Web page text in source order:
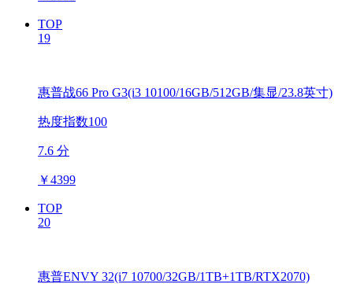
TOP
19
惠普战66 Pro G3(i3 10100/16GB/512GB/集显/23.8英寸)
热度指数100
7.6 分
￥4399
TOP
20
惠普ENVY 32(i7 10700/32GB/1TB+1TB/RTX2070)